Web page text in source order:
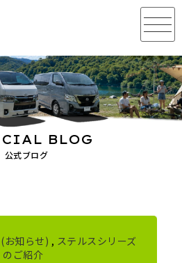
公式ブログ
BLOG
お知らせ) , ステルスシリーズ
のご紹介